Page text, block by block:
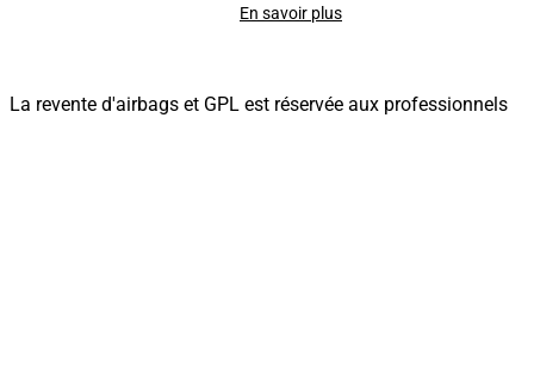
En savoir plus
La revente d'airbags et GPL est réservée aux professionnels